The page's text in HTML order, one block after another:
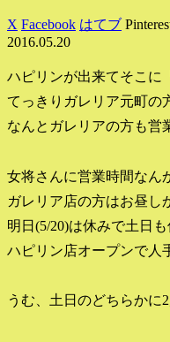
X Facebook はてブ
2016.05.20
ハピリンが出来てそこに
てっきりガレリア元町の
なんとガレリアの方も営
女将さんに営業時間なん
ガレリア店の方はお昼し
明日(5/20)は休みで土日
ハピリン店オープンで人
うむ、土日のどちらかに